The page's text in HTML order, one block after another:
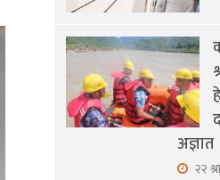
अज्ञात
२२